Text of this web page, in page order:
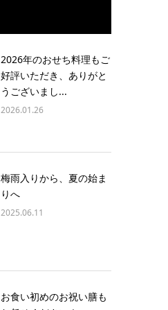
2026年のおせち料理もご
好評いただき、ありがと
うございまし...
2026.01.26
梅雨入りから、夏の始ま
りへ
2025.06.11
お食い初めのお祝い膳も